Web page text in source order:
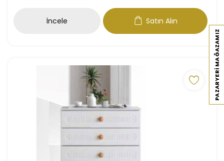
PAZARYERI MAĞAZAMIZ
İncele Satın Alın